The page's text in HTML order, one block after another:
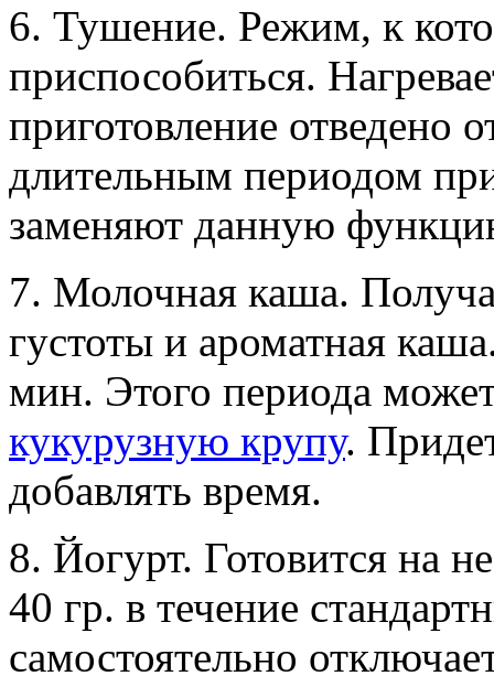
6. Тушение. Режим, к
приспособиться.
приготовление отведено
длительным периодом
заменяют данную
7. Молочная каша.
густоты и ароматная
мин. Этого периода
кукурузную крупу.
добавлять время.
8. Йогурт. Готовится на
40 гр. в течение
самостоятельно